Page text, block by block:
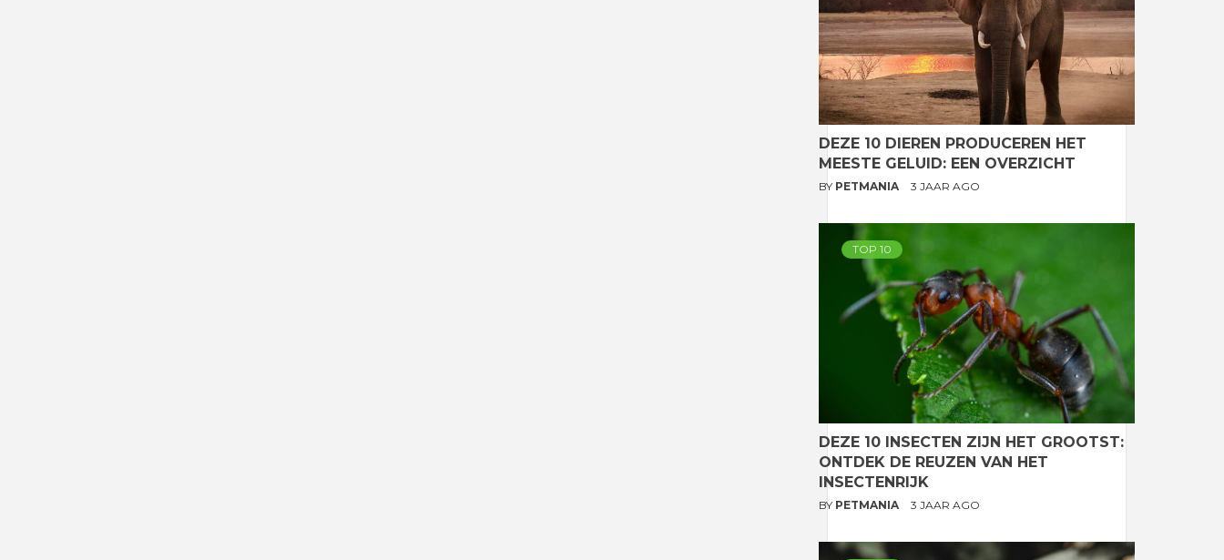
DEZE 10 DIEREN PRODUCEREN HET
MEESTE GELUID: EEN OVERZICHT
BY PETMANIA 3 JAAR AGO
TOP 10
DEZE 10 INSECTEN ZIJN HET GROOTST:
ONTDEK DE REUZEN VAN HET
INSECTENRIJK
BY PETMANIA 3 JAAR AGO